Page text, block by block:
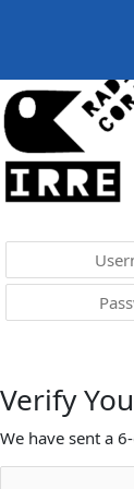
Verify
We have sent a